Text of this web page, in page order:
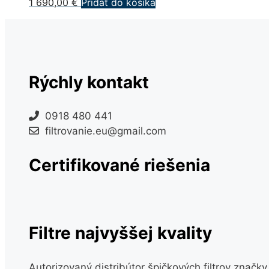
1 690,00 € Pridať do košíka
Rýchly kontakt
0918 480 441
filtrovanie.eu@gmail.com
Certifikované riešenia
Filtre najvyššej kvality